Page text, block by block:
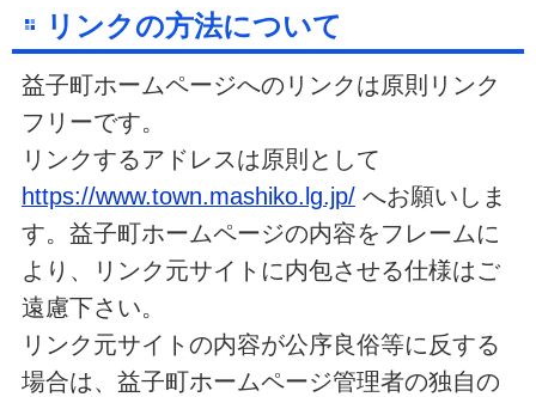
リンクの方法について
益子町ホームページへのリンクは原則リンク
フリーです。
リンクするアドレスは原則として
https://www.town.mashiko.lg.jp/へお願いしま
す。益子町ホームページの内容をフレームに
より、リンク元サイトに内包させる仕様はご
遠慮下さい。
リンク元サイトの内容が公序良俗等に反する
場合は、益子町ホームページ管理者の独自の